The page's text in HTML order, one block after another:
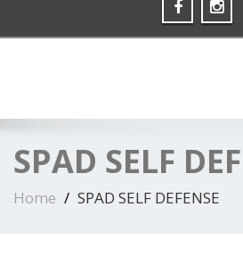
SPAD SELF
Home SPAD SELF DEFENSE